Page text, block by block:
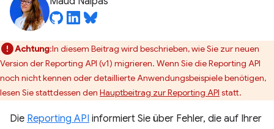
Achtung:In diesem Beitrag wird beschrieben, wie Sie zur neuen
Version der Reporting API (v1) migrieren. Wenn Sie die Reporting API
noch nicht kennen oder detaillierte Anwendungsbeispiele benötigen,
lesen Sie stattdessen den Hauptbeitrag zur Reporting API statt.
Die Reporting API informiert Sie über Fehler, die auf Ihrer